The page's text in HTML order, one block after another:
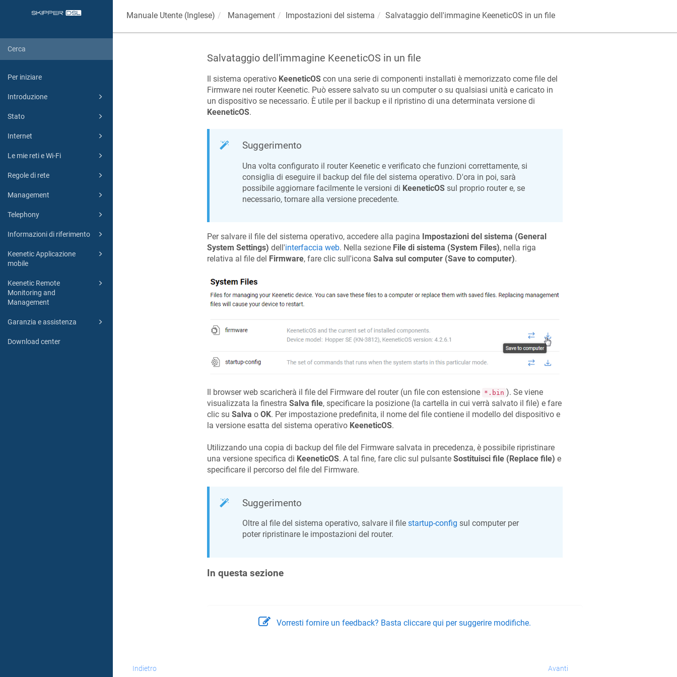
Per iniziare
Introduzione
Stato
Internet
Le mie reti e Wi-Fi
Regole di rete
Management
Telephony
Informazioni di riferimento
Keenetic Applicazione
mobile
Keenetic Remote
Monitoring and
Management
Garanzia e assistenza
Download center
Manuale Utente (Inglese) Management Impostazioni del sistema Salvataggio dell'immagine KeeneticOS in un file
Salvataggio dell'immagine KeeneticOS in un file
Il sistema operativo KeeneticOScon una serie di componenti installati è memorizzato come file del
Firmware nei router Keenetic. Può essere salvato su un computer o su qualsiasi unità e caricato in
un dispositivo se necessario. È utile per il backup e il ripristino di una determinata versione di
KeeneticOS.
Suggerimento
Una volta configurato il router Keenetice verificato che funzioni correttamente, si
consiglia di eseguire il backup del file del sistema operativo. D'ora in poi, sarà
possibile aggiornare facilmente le versioni di KeeneticOSsul proprio router e, se
necessario, tornare alla versione precedente.
Per salvare il file del sistema operativo, accedere alla pagina Impostazioni del sistema (General
System Settings) dell'interfaccia web. Nella sezione File di sistema (System Files), nella riga
relativa al file del Firmware, fare clic sull'icona Salva sul computer (Save to computer).
Il browser web scaricherà il file del Firmware del router (un file con estensione *.bin ). Se viene
visualizzata la finestra Salva file, specificare la posizione (la cartella in cui verrà salvato il file) e fare
clic su Salva o OK. Per impostazione predefinita, il nome del file contiene il modello del dispositivo e
la versione esatta del sistema operativo KeeneticOS.
Utilizzando una copia di backup del file del Firmware salvata in precedenza, è possibile ripristinare
una versione specifica di KeeneticOS. A tal fine, fare clic sul pulsante Sostituisci file (Replace file) e
specificare il percorso del file del Firmware.
Suggerimento
Oltre al file del sistema operativo, salvare il file startup-config sul computer per
poter ripristinare le impostazioni del router.
In questa sezione
Vorresti fornire un feedback? Basta cliccare qui per suggerire modifiche.
Indietro Avanti